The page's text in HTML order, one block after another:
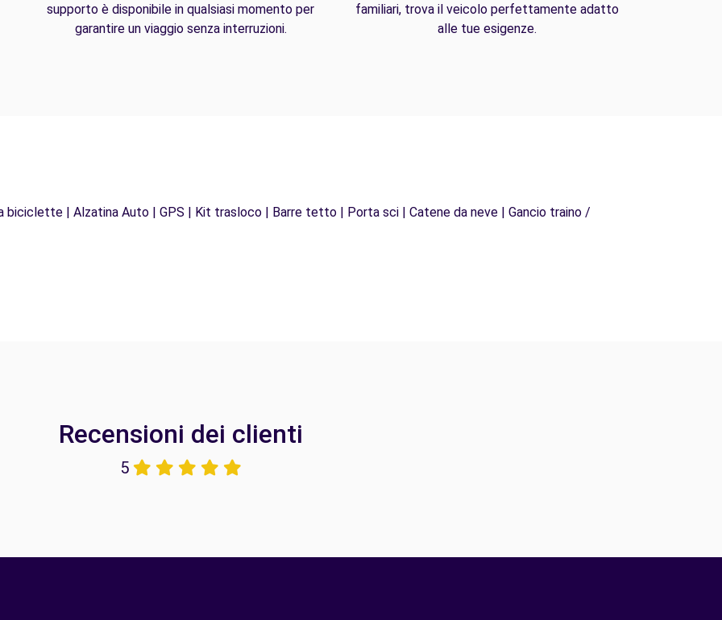
supporto è disponibile in qualsiasi momento per
garantire un viaggio senza interruzioni.
familiari, trova il veicolo perfettamente adatto
alle tue esigenze.
| Alzatina Auto | GPS | Kit trasloco | Barre tetto | Porta sci | Catene da neve | Gancio traino /
Recensioni dei clienti
5